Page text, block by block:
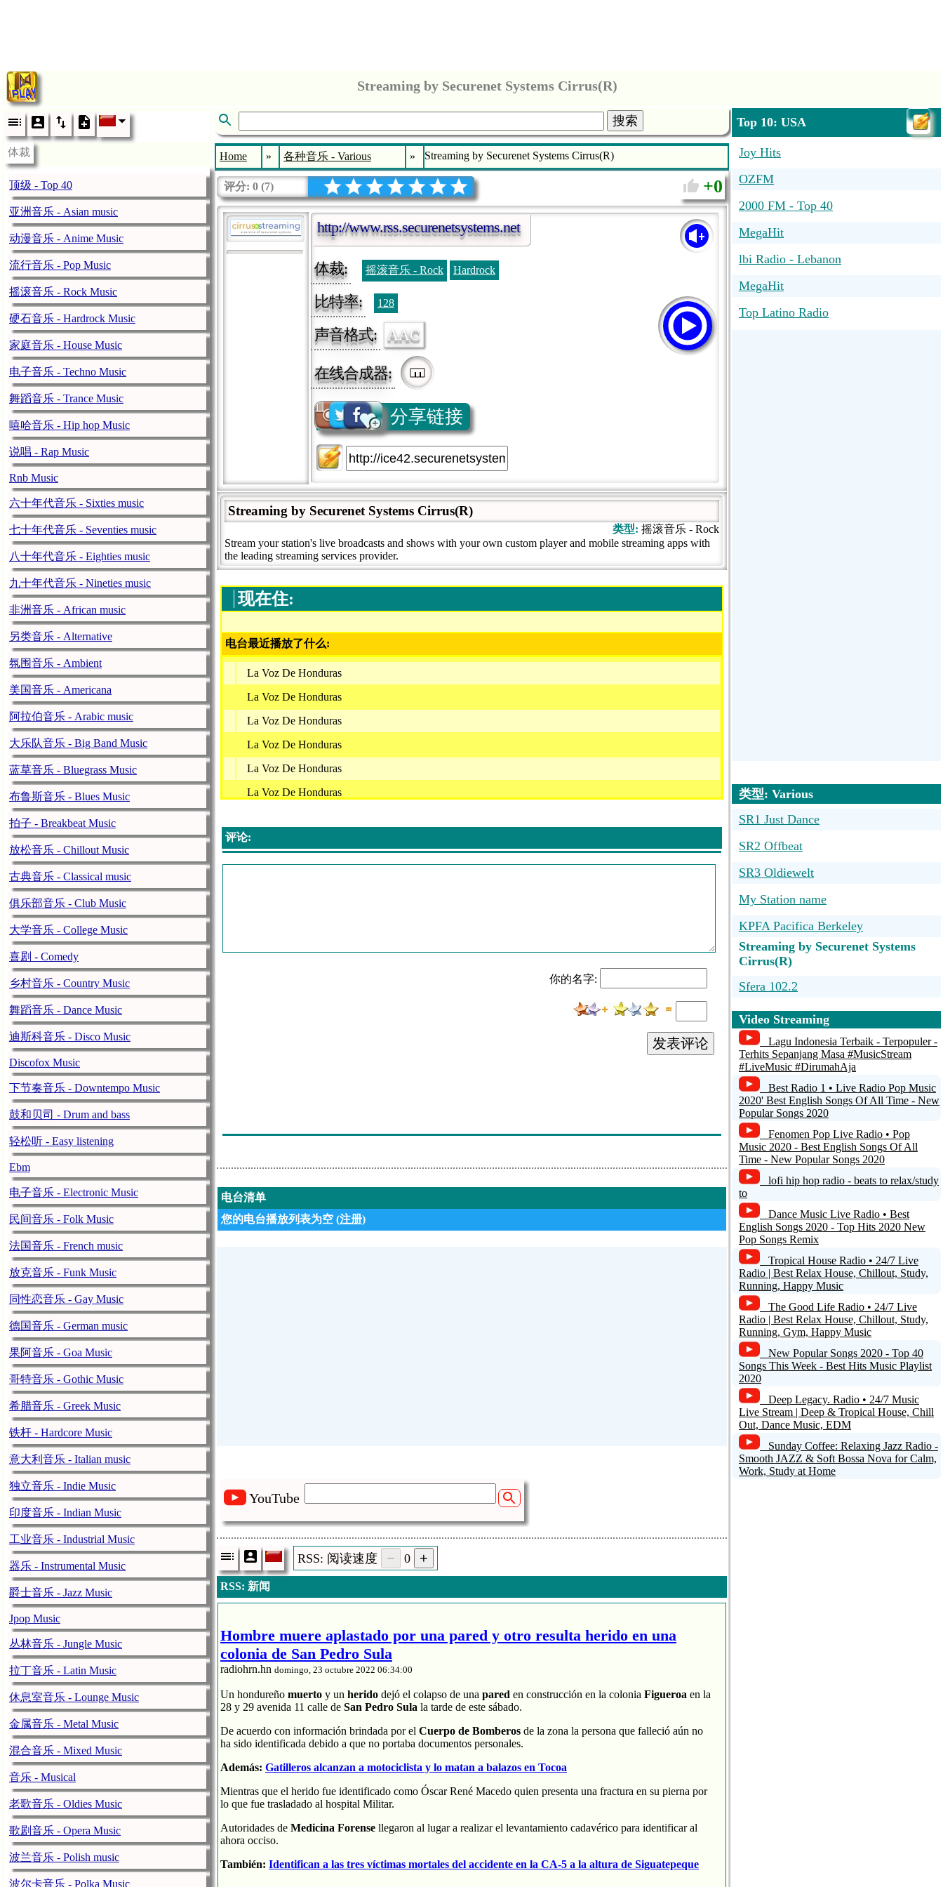
Streaming by Securenet Systems Cirrus(R)
体裁
顶级 - Top 40
亚洲音乐 - Asian music
动漫音乐 - Anime Music
流行音乐 - Pop Music
摇滚音乐 - Rock Music
硬石音乐 - Hardrock Music
家庭音乐 - House Music
电子音乐 - Techno Music
舞蹈音乐 - Trance Music
嘻哈音乐 - Hip hop Music
说唱 - Rap Music
Rnb Music
六十年代音乐 - Sixties music
七十年代音乐 - Seventies music
八十年代音乐 - Eighties music
九十年代音乐 - Nineties music
非洲音乐 - African music
另类音乐 - Alternative
氛围音乐 - Ambient
美国音乐 - Americana
阿拉伯音乐 - Arabic music
大乐队音乐 - Big Band Music
蓝草音乐 - Bluegrass Music
布鲁斯音乐 - Blues Music
拍子 - Breakbeat Music
放松音乐 - Chillout Music
古典音乐 - Classical music
俱乐部音乐 - Club Music
大学音乐 - College Music
喜剧 - Comedy
乡村音乐 - Country Music
舞蹈音乐 - Dance Music
迪斯科音乐 - Disco Music
Discofox Music
下节奏音乐 - Downtempo Music
鼓和贝司 - Drum and bass
轻松听 - Easy listening
Ebm
电子音乐 - Electronic Music
民间音乐 - Folk Music
法国音乐 - French music
放克音乐 - Funk Music
同性恋音乐 - Gay Music
德国音乐 - German music
果阿音乐 - Goa Music
哥特音乐 - Gothic Music
希腊音乐 - Greek Music
铁杆 - Hardcore Music
意大利音乐 - Italian music
独立音乐 - Indie Music
印度音乐 - Indian Music
工业音乐 - Industrial Music
器乐 - Instrumental Music
爵士音乐 - Jazz Music
Jpop Music
丛林音乐 - Jungle Music
拉丁音乐 - Latin Music
休息室音乐 - Lounge Music
金属音乐 - Metal Music
混合音乐 - Mixed Music
音乐 - Musical
老歌音乐 - Oldies Music
歌剧音乐 - Opera Music
波兰音乐 - Polish music
波尔卡音乐 - Polka Music
搜索
Home » 各种音乐 - Various » Streaming by Securenet Systems Cirrus(R)
评分: 0 (7) 0
http://www.rss.securenetsystems.net
体裁: 摇滚音乐 - Rock Hardrock
比特率: 128
声音格式: AAC
在线合成器:
分享链接
Streaming by Securenet Systems Cirrus(R)
类型: 摇滚音乐 - Rock
Stream your station's live broadcasts and shows with your own custom player and mobile streaming apps with
the leading streaming services provider.
现在住:
电台最近播放了什么:
La Voz De Honduras
La Voz De Honduras
La Voz De Honduras
La Voz De Honduras
La Voz De Honduras
La Voz De Honduras
La Voz De Honduras
La Voz De Honduras
评论:
你的名字:
发表评论
电台清单
您的电台播放列表为空 (注册)
YouTube
RSS: 阅读速度 0
RSS: 新闻
Hombre muere aplastado por una pared y otro resulta herido en una
colonia de San Pedro Sula
radiohrn.hn domingo, 23 octubre 2022 06:34:00
Un hondureño muerto y un herido dejó el colapso de una pared en construcción en la colonia Figueroa en la
28 y 29 avenida 11 calle de San Pedro Sula la tarde de este sábado.
De acuerdo con información brindada por el Cuerpo de Bomberos de la zona la persona que falleció aún no
ha sido identificada debido a que no portaba documentos personales.
Además: Gatilleros alcanzan a motociclista y lo matan a balazos en Tocoa
Mientras que el herido fue identificado como Óscar René Macedo quien presenta una fractura en su pierna por
lo que fue trasladado al hospital Militar.
Autoridades de Medicina Forense llegaron al lugar a realizar el levantamiento cadavérico para identificar al
ahora occiso.
También: Identifican a las tres víctimas mortales del accidente en la CA-5 a la altura de Siguatepeque
Top 10: USA
Joy Hits
OZFM
2000 FM - Top 40
MegaHit
lbi Radio - Lebanon
MegaHit
Top Latino Radio
类型: Various
SR1 Just Dance
SR2 Offbeat
SR3 Oldiewelt
My Station name
KPFA Pacifica Berkeley
Streaming by Securenet Systems
Cirrus(R)
Sfera 102.2
RTL2 [MP3 64]
Radio Krokom
mms://84.16.252.120/...
Радио NS - Казахстан
Video Streaming
Lagu Indonesia Terbaik - Terpopuler -
Terhits Sepanjang Masa #MusicStream
#LiveMusic #DirumahAja
Best Radio 1 • Live Radio Pop Music
2020' Best English Songs Of All Time - New
Popular Songs 2020
Fenomen Pop Live Radio • Pop
Music 2020 - Best English Songs Of All
Time - New Popular Songs 2020
lofi hip hop radio - beats to relax/study
to
Dance Music Live Radio • Best
English Songs 2020 - Top Hits 2020 New
Pop Songs Remix
Tropical House Radio • 24/7 Live
Radio | Best Relax House, Chillout, Study,
Running, Happy Music
The Good Life Radio • 24/7 Live
Radio | Best Relax House, Chillout, Study,
Running, Gym, Happy Music
New Popular Songs 2020 - Top 40
Songs This Week - Best Hits Music Playlist
2020
Deep Legacy. Radio • 24/7 Music
Live Stream | Deep & Tropical House, Chill
Out, Dance Music, EDM
Sunday Coffee: Relaxing Jazz Radio -
Smooth JAZZ & Soft Bossa Nova for Calm,
Work, Study at Home